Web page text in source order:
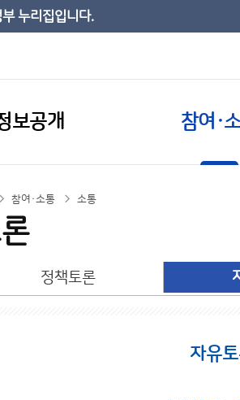
누리집입니다.
보공개 참여·
참여·소통 소통
정책토론
자유